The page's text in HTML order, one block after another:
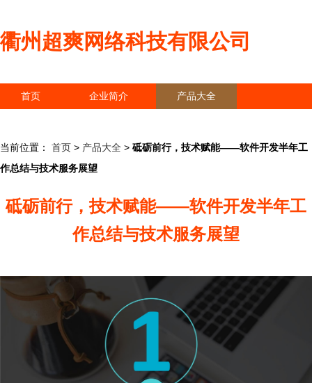
衢州超爽网络科技有限公司
首页 企业简介 产品大全
当前位置： 首页 > 产品大全 > 砥砺前行，技术赋能——软件开发半年工
作总结与技术服务展望
砥砺前行，技术赋能——软件开发半年工
作总结与技术服务展望